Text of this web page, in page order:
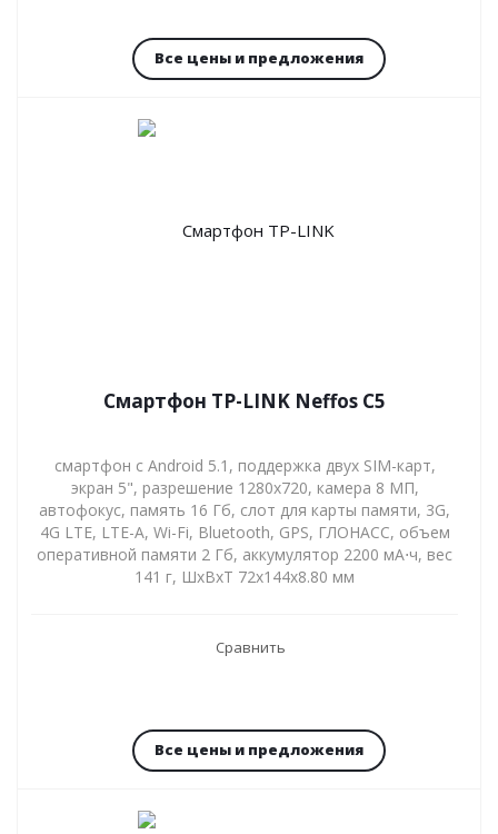
Все цены и предложения
Смартфон TP-LINK Neffos C5
смартфон с Android 5.1, поддержка двух SIM-карт,
экран 5", разрешение 1280x720, камера 8 МП,
автофокус, память 16 Гб, слот для карты памяти, 3G,
4G LTE, LTE-A, Wi-Fi, Bluetooth, GPS, ГЛОНАСС, объем
оперативной памяти 2 Гб, аккумулятор 2200 мА⋅ч, вес
141 г, ШxВxТ 72x144x8.80 мм
Сравнить
Все цены и предложения